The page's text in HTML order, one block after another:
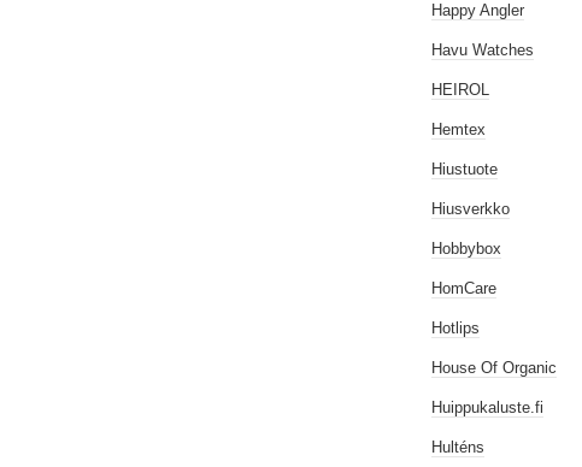
Happy Angler
Havu Watches
HEIROL
Hemtex
Hiustuote
Hiusverkko
Hobbybox
HomCare
Hotlips
House Of Organic
Huippukaluste.fi
Hulténs